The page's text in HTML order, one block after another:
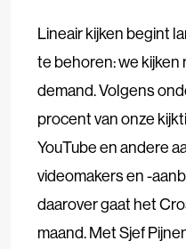
Lineair kijken begint
te behoren: we kijken
demand. Volgens
procent van onze
YouTube en andere
videomakers en -
daarover gaat het
maand. Met Sjef